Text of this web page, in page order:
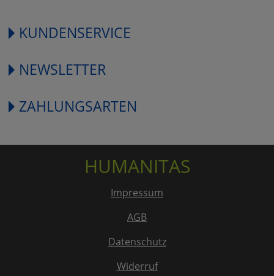
KUNDENSERVICE
NEWSLETTER
ZAHLUNGSARTEN
HUMANITAS
Impressum
AGB
Datenschutz
Widerruf